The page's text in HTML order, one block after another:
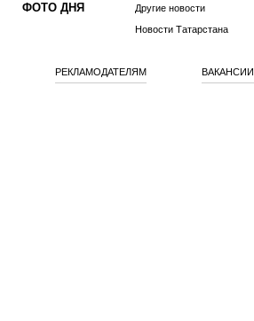
ФОТО ДНЯ
Другие новости
Новости Татарстана
РЕКЛАМОДАТЕЛЯМ ВАКАНСИИ